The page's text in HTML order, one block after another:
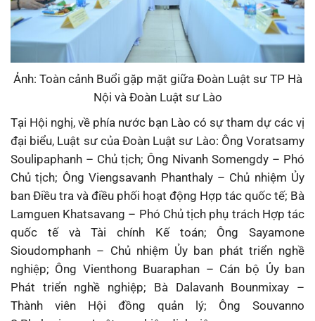
Ảnh: Toàn cảnh Buổi gặp mặt giữa Đoàn Luật sư TP Hà
Nội và Đoàn Luật sư Lào
Tại Hội nghị, về phía nước bạn Lào có sự tham dự các vị
đại biểu, Luật sư của Đoàn Luật sư Lào: Ông Voratsamy
Soulipaphanh – Chủ tịch; Ông Nivanh Somengdy – Phó
Chủ tịch; Ông Viengsavanh Phanthaly – Chủ nhiệm Ủy
ban Điều tra và điều phối hoạt động Hợp tác quốc tế; Bà
Lamguen Khatsavang – Phó Chủ tịch phụ trách Hợp tác
quốc tế và Tài chính Kế toán; Ông Sayamone
Sioudomphanh – Chủ nhiệm Ủy ban phát triển nghề
nghiệp; Ông Vienthong Buaraphan – Cán bộ Ủy ban
Phát triển nghề nghiệp; Bà Dalavanh Bounmixay –
Thành viên Hội đồng quản lý; Ông Souvanno